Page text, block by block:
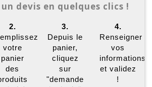
devis en quelques clics !
2.
votre
panier
des
3.
Depuis le
panier,
cliquez
sur
"demande
4.
Renseigner
vos
informations
et validez
!